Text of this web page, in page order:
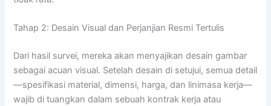
Tahap 2: Desain Visual dan Perjanjian Resmi Tertulis
Dari hasil survei, mereka akan menyajikan desain gambar
sebagai acuan visual. Setelah desain di setujui, semua detail
—spesifikasi material, dimensi, harga, dan linimasa kerja—
wajib di tuangkan dalam sebuah kontrak kerja atau